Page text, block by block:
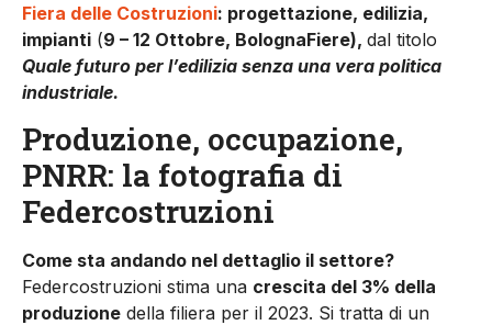
Fiera delle Costruzioni: progettazione, edilizia,
impianti (9 – 12 Ottobre, BolognaFiere), dal titolo
Quale futuro per l’edilizia senza una vera politica
industriale.
Produzione, occupazione,
PNRR: la fotografia di
Federcostruzioni
Come sta andando nel dettaglio il settore?
Federcostruzioni stima una crescita del 3% della
produzione della filiera per il 2023. Si tratta di un